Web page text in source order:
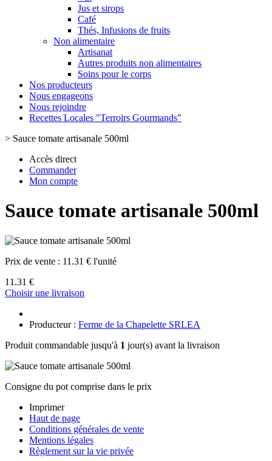
Jus et sirops
Café
Thés, Infusions de fruits
Non alimentaire
Artisanat
Autres produits non alimentaires
Soins pour le corps
Nos producteurs
Nous engageons
Nous rejoindre
Recettes Locales "Terroirs Gourmands"
> Sauce tomate artisanale 500ml
Accès direct
Commander
Mon compte
Sauce tomate artisanale 500ml
Prix de vente : 11.31 € l'unité
11.31 €
Choisir une livraison
Producteur : Ferme de la Chapelette SRLEA
Produit commandable jusqu'à 1 jour(s) avant la livraison
Consigne du pot comprise dans le prix
Imprimer
Haut de page
Conditions générales de vente
Mentions légales
Règlement sur la vie privée